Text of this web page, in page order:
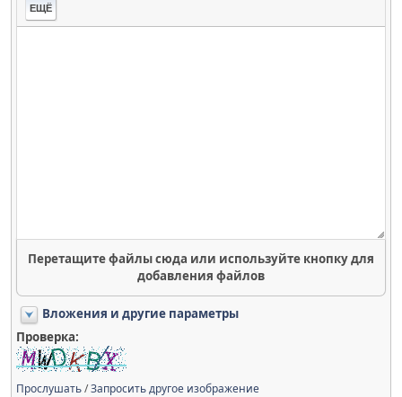
ЕЩЁ
Перетащите файлы сюда или используйте кнопку для
добавления файлов
Вложения и другие параметры
Проверка:
Прослушать/Запросить другое изображение